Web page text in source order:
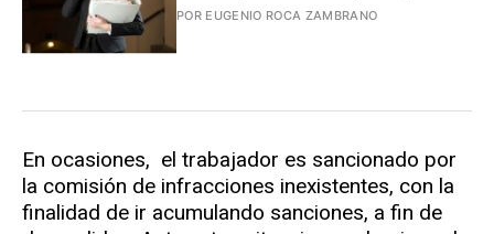
POR EUGENIO ROCA ZAMBRANO
En ocasiones, el trabajador es sancionado por
la comisión de infracciones inexistentes, con la
finalidad de ir acumulando sanciones, a fin de